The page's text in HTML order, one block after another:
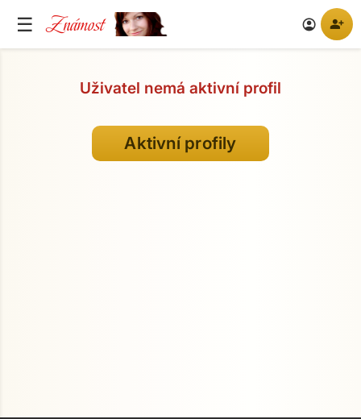
☰ Známost account_circle person_add
Uživatel nemá aktivní profil
Aktivní profily